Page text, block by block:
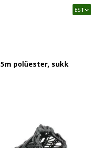
EST
polüester, sukk